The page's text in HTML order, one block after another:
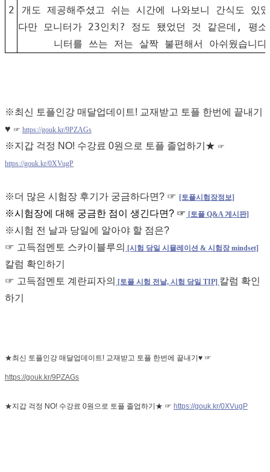
2
개도 제공해주셨고 쉬는 시간에 나와보니 간식도 있
다만 모니터가 23인치? 정도 됐었던 것 같은데, 평
니터를 쓰는 저는 살짝 불편해서 아쉬웠습니
※최신 토플인강 매달업데이트! 교재받고 토플 한번에 끝내기
♥ ☞ https://gouk.kr/9PZAGs
※지갑 걱정 NO! 수강료 0원으로 토플 졸업하기★ ☞
https://gouk.kr/0XVugP
※더 많은 시험장 후기가 궁금하다면? ☞ [토플시험장정보]
※시험장에 대해 궁금한 점이 생긴다면? ☞ [토플 Q&A 게시판]
※시험 전 날과 당일에 알아야 할 점은?
☞ 고득점멘토 스카이블루의 [시험 당일 시뮬레이션 & 시험장 mindset]
칼럼 확인하기
☞ 고득점멘토 계란피자의 [토플 시험 전날, 시험 당일 TIP] 칼럼 확인
하기
★최신 토플인강 매달업데이트! 교재받고 토플 한번에 끝내기♥ ☞
https://gouk.kr/9PZAGs
★지갑 걱정 NO! 수강료 0원으로 토플 졸업하기★ ☞ https://gouk.kr/0XVugP